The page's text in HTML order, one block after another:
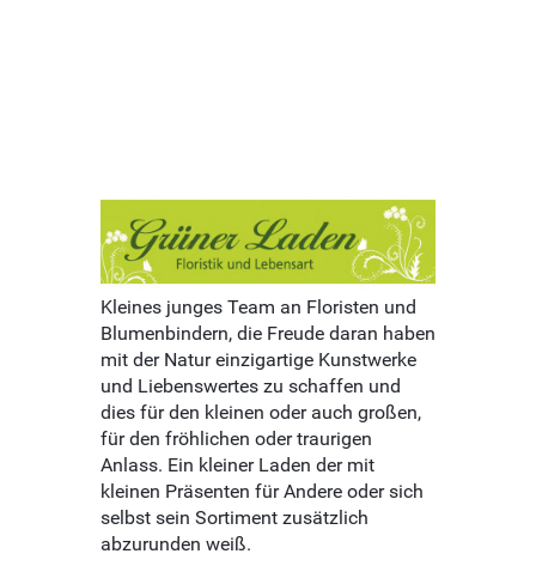
Kleines junges Team an Floristen und
Blumenbindern, die Freude daran haben
mit der Natur einzigartige Kunstwerke
und Liebenswertes zu schaffen und
dies für den kleinen oder auch großen,
für den fröhlichen oder traurigen
Anlass. Ein kleiner Laden der mit
kleinen Präsenten für Andere oder sich
selbst sein Sortiment zusätzlich
abzurunden weiß.